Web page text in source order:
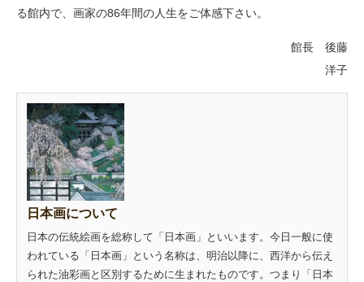
る館内で、画家の86年間の人生をご体感下さい。
館長 後藤
洋子
日本画について
日本の伝統絵画を総称して「日本画」といいます。今日一般に使
われている「日本画」という名称は、明治以降に、西洋から伝え
られた油彩画と区別するために生まれたものです。つまり「日本